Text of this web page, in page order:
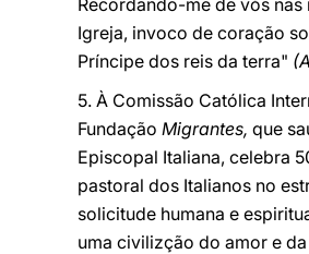
Recordando-me de vós
Igreja, invoco de coração
Príncipe dos reis da terra"
5. À Comissão Católica
Fundação Migrantes, que
Episcopal Italiana, celebra
pastoral dos Italianos no
solicitude humana e
uma civilizção do amor e